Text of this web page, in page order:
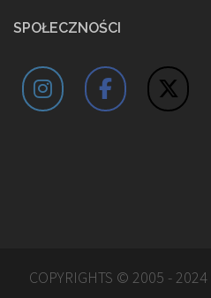
SPOŁECZNOŚCI
COPYRIGHTS © 2005 -